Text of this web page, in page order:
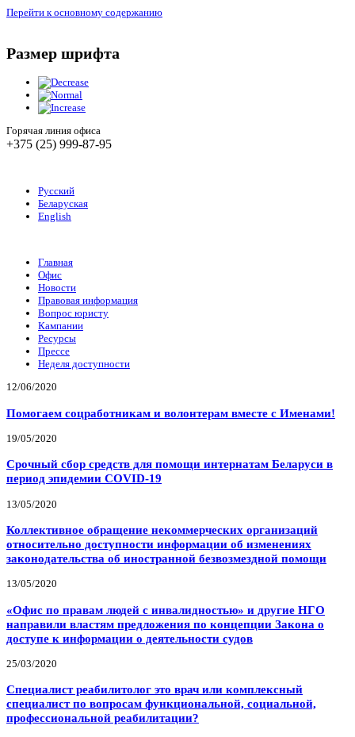
Перейти к основному содержанию
Размер шрифта
Горячая линия офиса
+375 (25) 999-87-95
Русский
Беларуская
English
Главная
Офис
Новости
Правовая информация
Вопрос юристу
Кампании
Ресурсы
Прессе
Неделя доступности
12/06/2020
Помогаем соцработникам и волонтерам вместе с Именами!
19/05/2020
Срочный сбор средств для помощи интернатам Беларуси в
период эпидемии COVID-19
13/05/2020
Коллективное обращение некоммерческих организаций
относительно доступности информации об изменениях
законодательства об иностранной безвозмездной помощи
13/05/2020
«Офис по правам людей с инвалидностью» и другие НГО
направили властям предложения по концепции Закона о
доступе к информации о деятельности судов
25/03/2020
Специалист реабилитолог это врач или комплексный
специалист по вопросам функциональной, социальной,
профессиональной реабилитации?